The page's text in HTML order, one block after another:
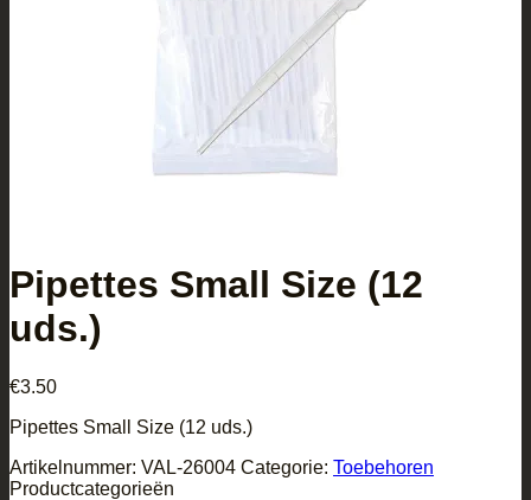
Pipettes Small Size (12
uds.)
€3.50
Pipettes Small Size (12 uds.)
Artikelnummer: VAL-26004 Categorie: Toebehoren
Productcategorieën